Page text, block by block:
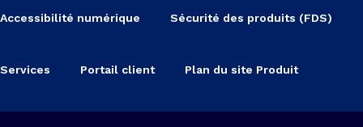
Accessibilité numérique Sécurité des produits (FDS)
Services Portail client Plan du site Produit